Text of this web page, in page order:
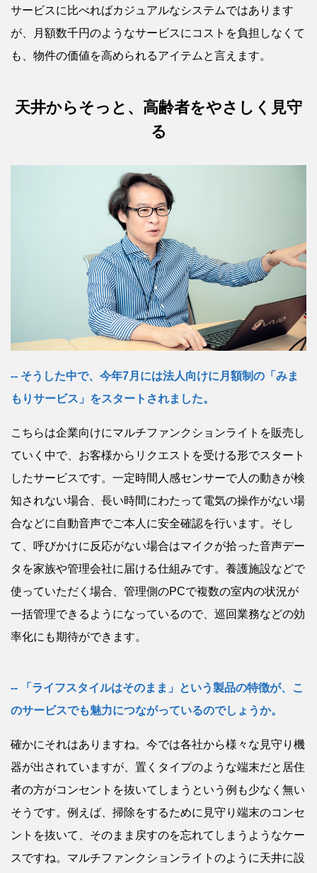
サービスに比べればカジュアルなシステムではあります
が、月額数千円のようなサービスにコストを負担しなくて
も、物件の価値を高められるアイテムと言えます。
天井からそっと、高齢者をやさしく見守
る
そうした中で、今年7月には法人向けに月額制の「みま
もりサービス」をスタートされました。
こちらは企業向けにマルチファンクションライトを販売し
ていく中で、お客様からリクエストを受ける形でスタート
したサービスです。一定時間人感センサーで人の動きが検
知されない場合、長い時間にわたって電気の操作がない場
合などに自動音声でご本人に安全確認を行います。そし
て、呼びかけに反応がない場合はマイクが拾った音声デー
タを家族や管理会社に届ける仕組みです。養護施設などで
使っていただく場合、管理側のPCで複数の室内の状況が
一括管理できるようになっているので、巡回業務などの効
率化にも期待ができます。
「ライフスタイルはそのまま」という製品の特徴が、こ
のサービスでも魅力につながっているのでしょうか。
確かにそれはありますね。今では各社から様々な見守り機
器が出されていますが、置くタイプのような端末だと居住
者の方がコンセントを抜いてしまうという例も少なく無い
そうです。例えば、掃除をするために見守り端末のコンセ
ントを抜いて、そのまま戻すのを忘れてしまうようなケー
スですね。マルチファンクションライトのように天井に設